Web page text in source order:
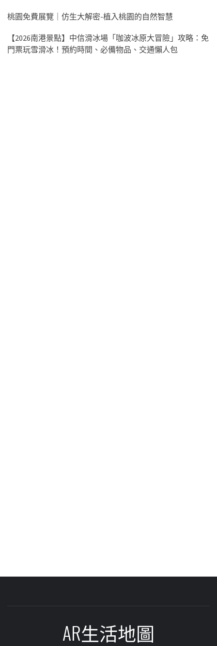
桃園免費展覽｜仿生大解密-植入桃園的自然智慧
【2026南港景點】中信滑冰場「咖波冰原大冒險」攻略：免
門票玩雪滑冰！預約時間、必備物品、交通懶人包
AR生活地圖